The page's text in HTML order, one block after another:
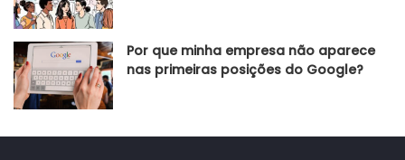
Por que minha empresa não aparece
nas primeiras posições do Google?